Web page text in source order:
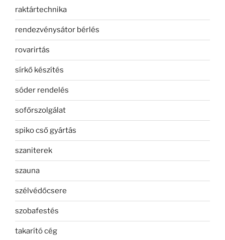
raktártechnika
rendezvénysátor bérlés
rovarirtás
sírkő készítés
sóder rendelés
sofőrszolgálat
spiko cső gyártás
szaniterek
szauna
szélvédőcsere
szobafestés
takarító cég